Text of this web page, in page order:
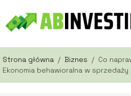
Strona główna / Biznes / Co
Ekonomia behawioralna w sprzedaży